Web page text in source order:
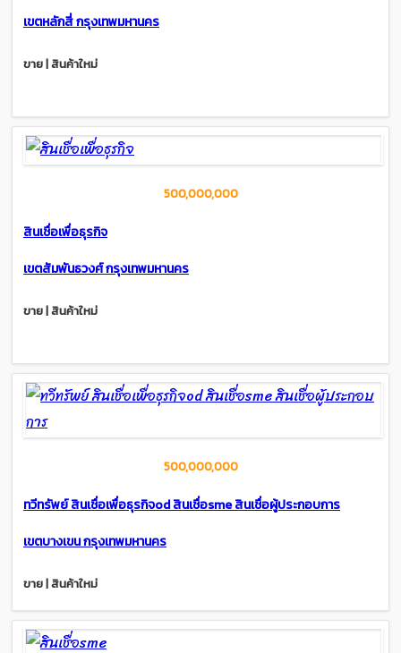
เขตหลักสี่ กรุงเทพมหานคร
ขาย | สินค้าใหม่
500,000,000
สินเชื่อเพื่อธุรกิจ
เขตสัมพันธวงศ์ กรุงเทพมหานคร
ขาย | สินค้าใหม่
500,000,000
ทวีทรัพย์ สินเชื่อเพื่อธุรกิจod สินเชื่อsme สินเชื่อผู้ประกอบการ
เขตบางเขน กรุงเทพมหานคร
ขาย | สินค้าใหม่